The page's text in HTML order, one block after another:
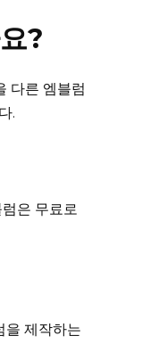
?
다른 엠블럼
.
은 무료로
을 제작하는